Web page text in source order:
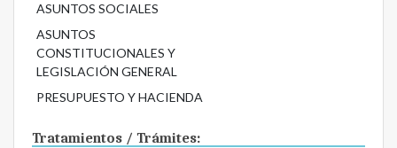
ASUNTOS SOCIALES
ASUNTOS
CONSTITUCIONALES Y
LEGISLACIÓN GENERAL
PRESUPUESTO Y HACIENDA
Tratamientos / Trámites: